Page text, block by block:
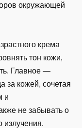
окружающей
крема
тон кожи,
Главное —
за кожей, сочетая
и
не забывать о
излучения.